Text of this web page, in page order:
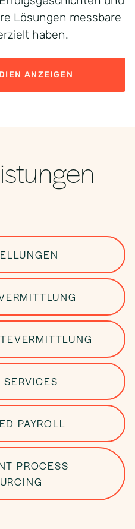
Lösungen messbare
haben.
ANZEIGEN
PAYROLL
PROCESS